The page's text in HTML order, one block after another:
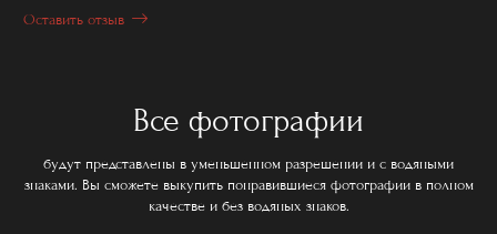
Оставить отзыв
Все фотографии
будут представлены в уменьшенном разрешении и с водяными
знаками. Вы сможете выкупить понравившиеся фотографии в полном
качестве и без водяных знаков.